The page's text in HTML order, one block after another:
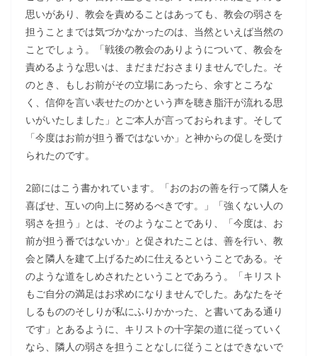
思いがあり、教会を責めることはあっても、教会の弱さを
担うことまでは気づかなかったのは、当然といえば当然の
ことでしょう。「戦後の教会のありようについて、教会を
責めるような思いは、まだまだおさまりませんでした。そ
のとき、もしお前がその立場にあったら、余すところな
く、信仰を言い表せたのかという声を聴き脂汗が流れる思
いがいたしました」とご本人が言っておられます。そして
「今度はお前が担う番ではないか」と神からの促しを受け
られたのです。
2節にはこう書かれています。「おのおの善を行って隣人を
喜ばせ、互いの向上に努めるべきです。」「強くない人の
弱さを担う」とは、そのようなことであり、「今度は、お
前が担う番ではないか」と促されたことは、善を行い、教
会と隣人を建て上げるために仕えるということである。そ
のような道をしめされたということであろう。「キリスト
もご自分の満足はお求めになりませんでした。あなたをそ
しるもののそしりが私にふりかかった、と書いてある通り
です」とあるように、キリストの十字架の道に従っていく
なら、隣人の弱さを担うことなしに従うことはできないで